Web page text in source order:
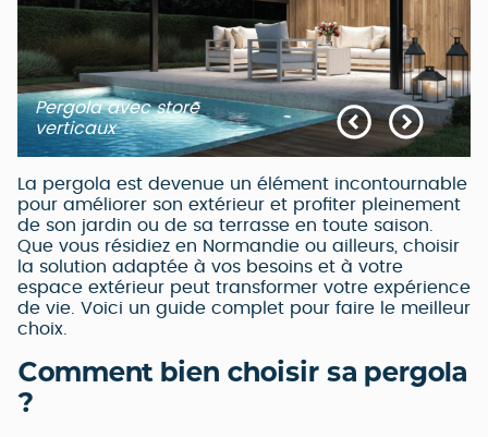
Pergola avec store
verticaux
La pergola est devenue un élément incontournable
pour améliorer son extérieur et profiter pleinement
de son jardin ou de sa terrasse en toute saison.
Que vous résidiez en Normandie ou ailleurs, choisir
la solution adaptée à vos besoins et à votre
espace extérieur peut transformer votre expérience
de vie. Voici un guide complet pour faire le meilleur
choix.
Comment bien choisir sa pergola
?